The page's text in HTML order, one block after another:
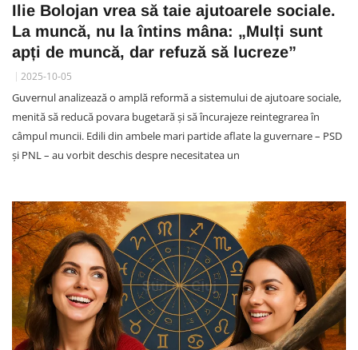
Ilie Bolojan vrea să taie ajutoarele sociale.
La muncă, nu la întins mâna: „Mulți sunt
apți de muncă, dar refuză să lucreze”
2025-10-05
Guvernul analizează o amplă reformă a sistemului de ajutoare sociale,
menită să reducă povara bugetară și să încurajeze reintegrarea în
câmpul muncii. Edili din ambele mari partide aflate la guvernare – PSD
și PNL – au vorbit deschis despre necesitatea un